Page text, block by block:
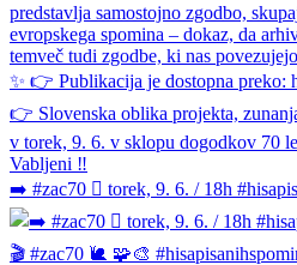
➡️ #zac70 🫆 torek, 9. 6. / 18h
🎬 #zac70 🐌 🧩🎨